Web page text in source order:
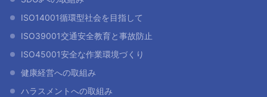
ISO14001循環型社会を目指して
ISO39001交通安全教育と事故防止
ISO45001安全な作業環境づくり
健康経営への取組み
ハラスメントへの取組み